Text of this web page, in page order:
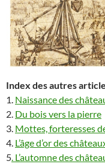
Index des autres
1. Naissance des
2. Du bois vers la pierre
3. Mottes, forteresses
4. L’âge d’or des
5. L’automne des